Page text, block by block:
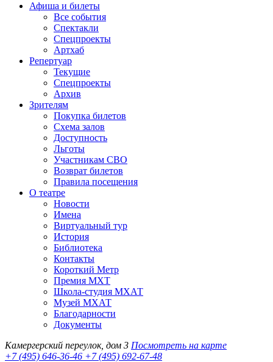
Афиша и билеты
Все события
Спектакли
Спецпроекты
Артхаб
Репертуар
Текущие
Спецпроекты
Архив
Зрителям
Покупка билетов
Схема залов
Доступность
Льготы
Участникам СВО
Возврат билетов
Правила посещения
О театре
Новости
Имена
Виртуальный тур
История
Библиотека
Контакты
Короткий Метр
Премия МХТ
Школа-студия МХАТ
Музей МХАТ
Благодарности
Документы
Камергерский переулок, дом 3 Посмотреть на карте
+7 (495) 646-36-46 +7 (495) 692-67-48‬